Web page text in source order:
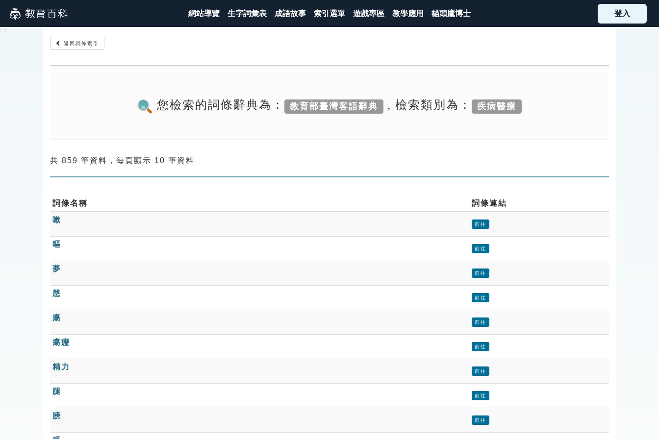
到
主
::: 網站導覽 生字詞彙表 成語故事 索引選單 遊戲專區 教學應用 貓頭鷹博士 登入
:::
返回詞條索引
您檢索的詞條辭典為： 教育部臺灣客語辭典 , 檢索類別為： 疾病醫療
共 859 筆資料，每頁顯示 10 筆資料
詞條名稱
詞條連結
嗽
前往
嘔
前往
夢
前往
慇
前往
瘍
前往
瘍癧
前往
精力
前往
腿
前往
膀
前往